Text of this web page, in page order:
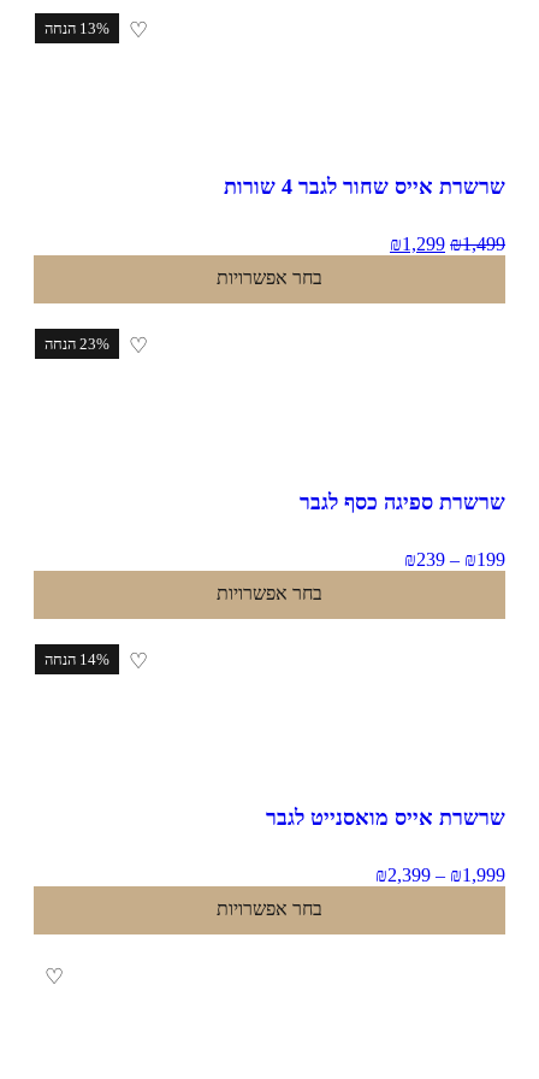
13% הנחה
אייס שחור לגבר 4 שורות
₪
₪ 1,299
בחר אפשרויות
23% הנחה
ספיגה כסף לגבר
–
₪ 239
בחר אפשרויות
14% הנחה
אייס מואסנייט לגבר
₪
–
₪ 2,399
בחר אפשרויות